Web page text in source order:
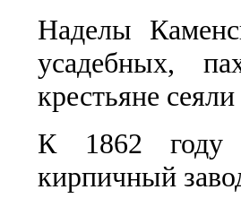
Наделы
усадебных,
крестьяне
К 1862 году
кирпичный